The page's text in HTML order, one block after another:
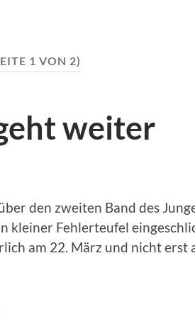
1 VON 2)
weiter
den zweiten Band des
kleiner Fehlerteufel
am 22. März und nicht erst